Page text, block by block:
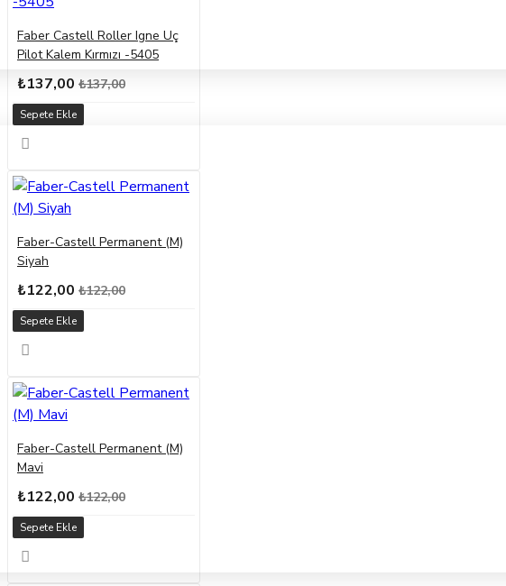
Faber Castell Roller Igne Uç
Pilot Kalem Kırmızı -5405
₺137,00 ₺137,00
Sepete Ekle
Faber-Castell Permanent (M)
Siyah
₺122,00 ₺122,00
Sepete Ekle
Faber-Castell Permanent (M)
Mavi
₺122,00 ₺122,00
Sepete Ekle